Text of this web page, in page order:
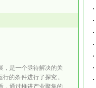
，是一个亟待解决的关
的条件进行了探究。
，通过推进产业聚集的